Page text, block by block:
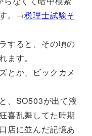
。→税理士試験そ
すると、その頃の
ます。
とか、ビックカメ
、SO503が出て液
喜乱舞してた時期
店に並んだ記憶あ